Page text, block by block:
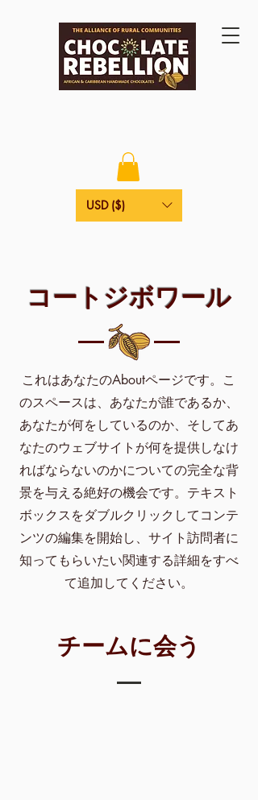
USD ($)
コートジボワール
これはあなたのAboutページです。こ
のスペースは、あなたが誰であるか、
あなたが何をしているのか、そしてあ
なたのウェブサイトが何を提供しなけ
ればならないのかについての完全な背
景を与える絶好の機会です。テキスト
ボックスをダブルクリックしてコンテ
ンツの編集を開始し、サイト訪問者に
知ってもらいたい関連する詳細をすべ
て追加してください。
チームに会う